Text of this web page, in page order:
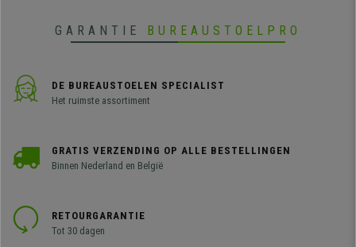
GARANTIE BUREAUSTOELPRO
DE BUREAUSTOELEN SPECIALIST
Het ruimste assortiment
GRATIS VERZENDING OP ALLE BESTELLINGEN
Binnen Nederland en België
RETOURGARANTIE
Tot 30 dagen